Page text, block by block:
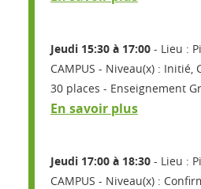
Jeudi 15:30 à 17:00
Lieu :
CAMPUS
Niveau(x) : Initié,
30 places
Enseignement
En savoir plus
Jeudi 17:00 à 18:30
Lieu :
CAMPUS
Niveau(x) :